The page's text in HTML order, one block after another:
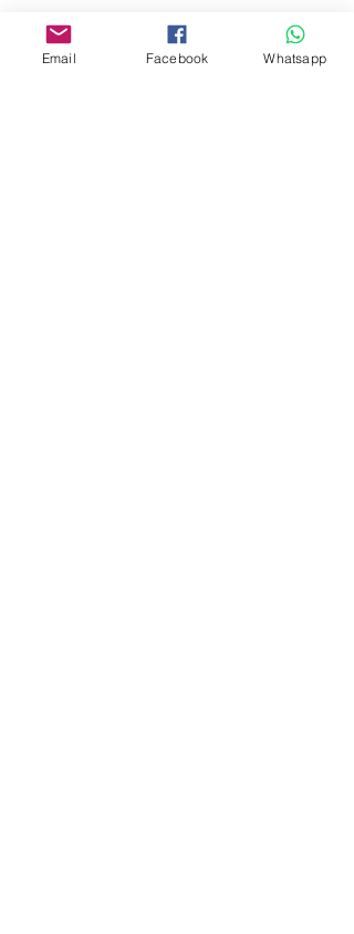
Email Facebook Whatsapp